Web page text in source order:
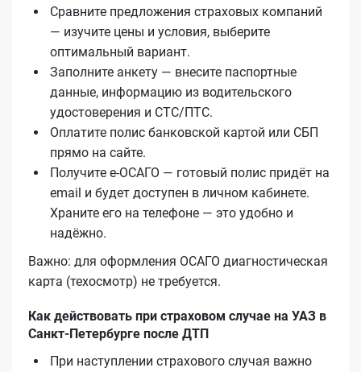
Сравните предложения страховых компаний
— изучите цены и условия, выберите
оптимальный вариант.
Заполните анкету — внесите паспортные
данные, информацию из водительского
удостоверения и СТС/ПТС.
Оплатите полис банковской картой или СБП
прямо на сайте.
Получите е‑ОСАГО — готовый полис придёт на
email и будет доступен в личном кабинете.
Храните его на телефоне — это удобно и
надёжно.
Важно: для оформления ОСАГО диагностическая
карта (техосмотр) не требуется.
Как действовать при страховом случае на УАЗ в
Санкт-Петербурге после ДТП
При наступлении страхового случая важно